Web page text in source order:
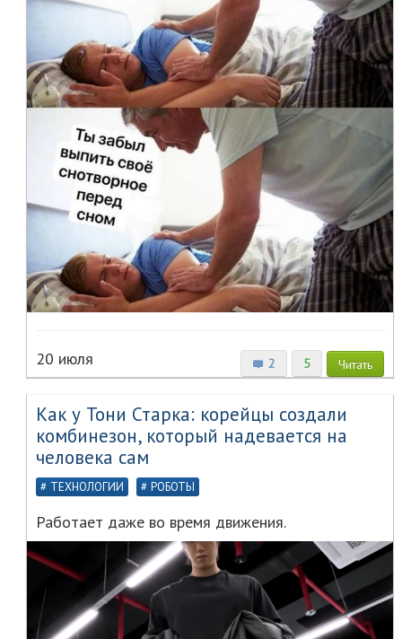
2 5 Читать
20 июля
Как у Тони Старка: корейцы создали
комбинезон, который надевается на
человека сам
ТЕХНОЛОГИИ РОБОТЫ
Работает даже во время движения.